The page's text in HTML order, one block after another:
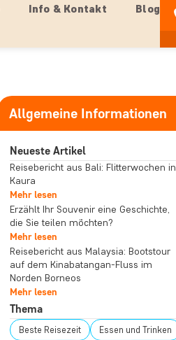
Info & Kontakt Blog
Allgemeine Informationen
Neueste Artikel
Reisebericht aus Bali: Flitterwochen in
Kaura
Mehr lesen
Erzählt Ihr Souvenir eine Geschichte,
die Sie teilen möchten?
Mehr lesen
Reisebericht aus Malaysia: Bootstour
auf dem Kinabatangan-Fluss im
Norden Borneos
Mehr lesen
Thema
Beste Reisezeit Essen und Trinken